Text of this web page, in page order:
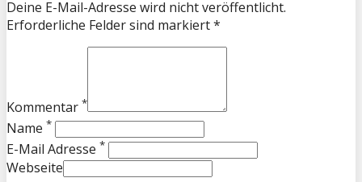
Deine E-Mail-Adresse wird nicht veröffentlicht.
Erforderliche Felder sind markiert *
Kommentar *
Name *
E-Mail Adresse *
Webseite